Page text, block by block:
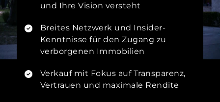
und Ihre Vision versteht
Breites Netzwerk und Insider-
Kenntnisse für den Zugang zu
verborgenen Immobilien
Verkauf mit Fokus auf Transparenz,
Vertrauen und maximale Rendite